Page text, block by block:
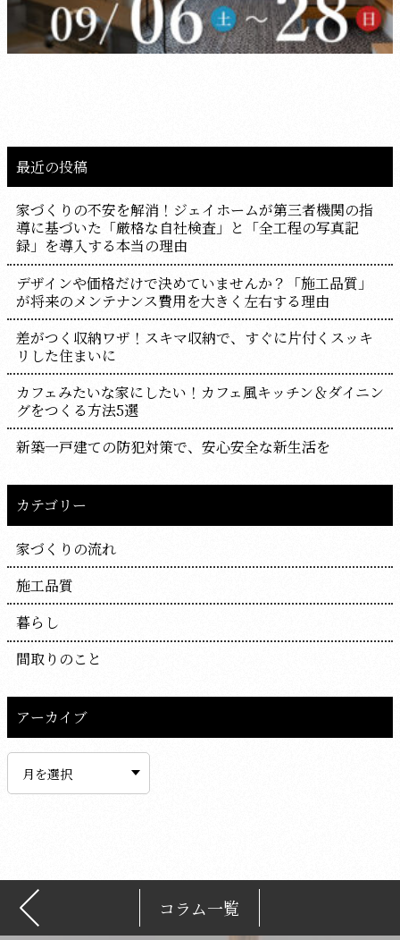
最近の投稿
家づくりの不安を解消！ジェイホームが第三者機関の指
導に基づいた「厳格な自社検査」と「全工程の写真記
録」を導入する本当の理由
デザインや価格だけで決めていませんか？「施工品質」
が将来のメンテナンス費用を大きく左右する理由
差がつく収納ワザ！スキマ収納で、すぐに片付くスッキ
リした住まいに
カフェみたいな家にしたい！カフェ風キッチン＆ダイニン
グをつくる方法5選
新築一戸建ての防犯対策で、安心安全な新生活を
カテゴリー
家づくりの流れ
施工品質
暮らし
間取りのこと
アーカイブ
イ
コラム一覧